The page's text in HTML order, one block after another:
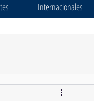
Internacionales